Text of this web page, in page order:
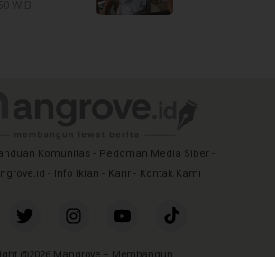
Komunitas
Pedoman Media Siber
Info Iklan Karir Kontak Kami